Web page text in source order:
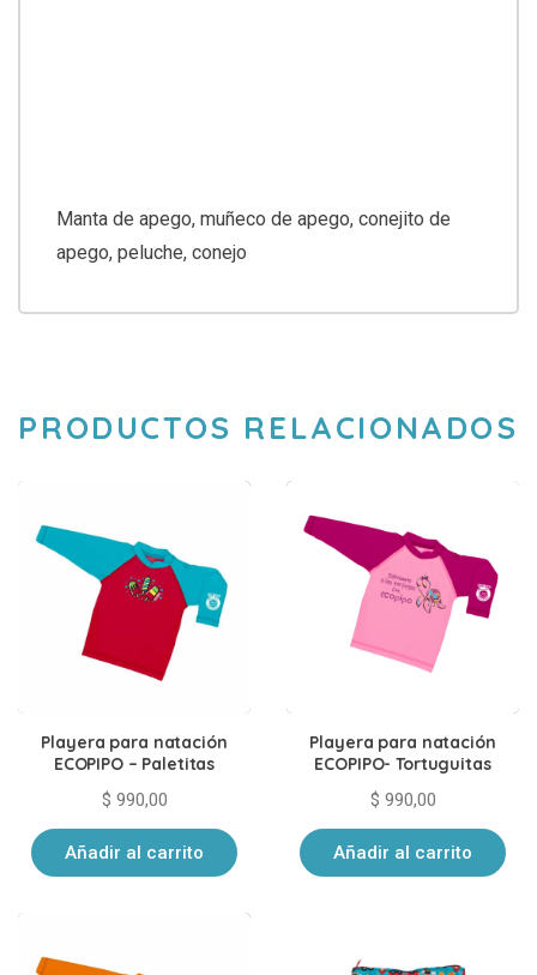
Manta de apego, muñeco de apego, conejito de
apego, peluche, conejo
PRODUCTOS RELACIONADOS
Playera para natación
ECOPIPO – Paletitas
$ 990,00
Añadir al carrito
Playera para natación
ECOPIPO- Tortuguitas
$ 990,00
Añadir al carrito